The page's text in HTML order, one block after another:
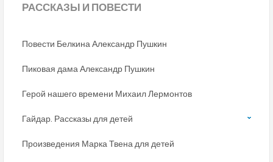
РАССКАЗЫ И ПОВЕСТИ
Повести Белкина Александр Пушкин
Пиковая дама Александр Пушкин
Герой нашего времени Михаил Лермонтов
Гайдар. Рассказы для детей
Произведения Марка Твена для детей